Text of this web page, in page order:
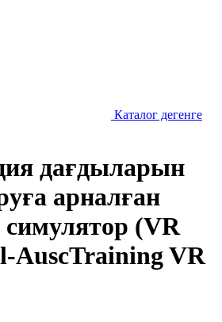
Каталог дегенге
дағдыларын
арналған
(VR
AuscTraining VR